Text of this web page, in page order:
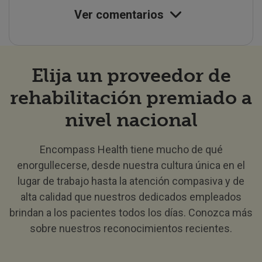
Ver comentarios
Elija un proveedor de
rehabilitación premiado a
nivel nacional
Encompass Health tiene mucho de qué
enorgullecerse, desde nuestra cultura única en el
lugar de trabajo hasta la atención compasiva y de
alta calidad que nuestros dedicados empleados
brindan a los pacientes todos los días. Conozca más
sobre nuestros reconocimientos recientes.